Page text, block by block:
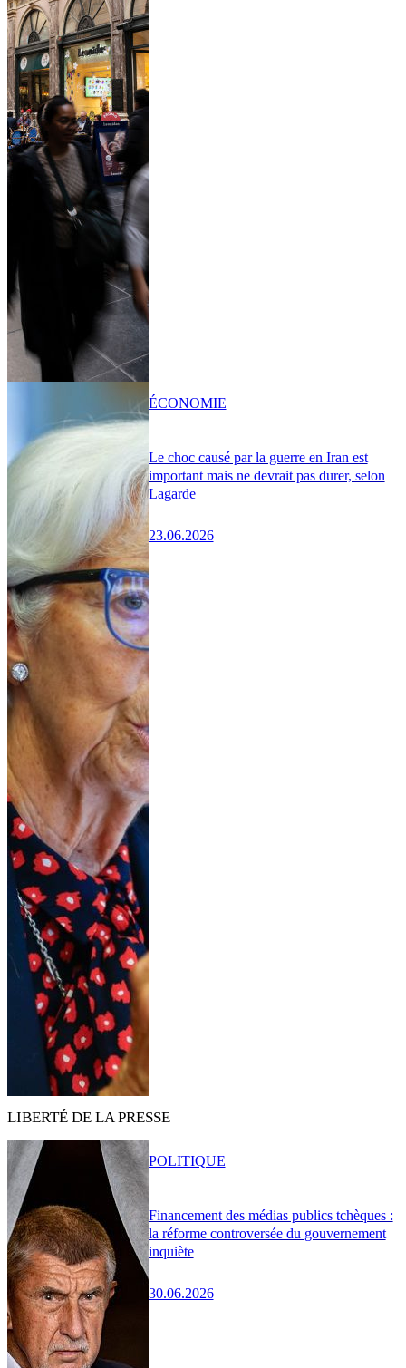
Le choc causé par la guerre en Iran est
important mais ne devrait pas durer, selon
Lagarde
23.06.2026
ÉCONOMIE
LIBERTÉ DE LA PRESSE
Financement des médias publics tchèques :
la réforme controversée du gouvernement
inquiète
30.06.2026
POLITIQUE